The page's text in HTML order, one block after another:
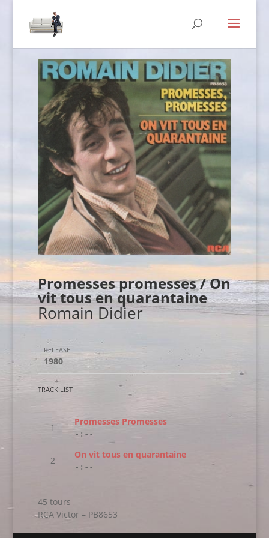
Promesses promesses / On
vit tous en quarantaine
Romain Didier
RELEASE
1980
TRACK LIST
Promesses Promesses
-:--
On vit tous en quarantaine
-:--
45 tours
RCA Victor – PB8653